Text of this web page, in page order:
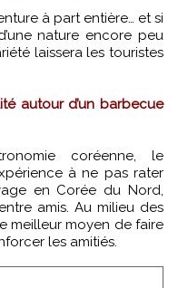
à part entière… et si
nature encore peu
laissera les touristes
autour d’un barbecue
coréenne, le
à ne pas rater
en Corée du Nord,
amis. Au milieu des
meilleur moyen de faire
les amitiés.